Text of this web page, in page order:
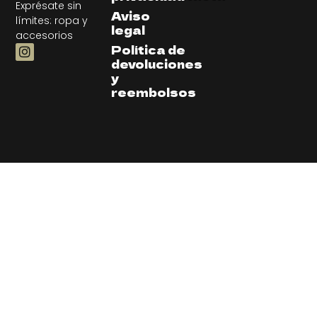
Exprésate sin
límites: ropa y
accesorios
Aviso
legal
Política de
devoluciones
y
reembolsos